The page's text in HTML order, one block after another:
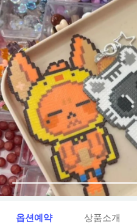
옵션예약 상품소개